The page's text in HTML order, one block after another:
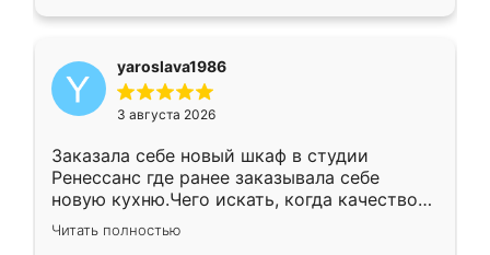
yaroslava1986
3 августа 2026
Заказала себе новый шкаф в студии
Ренессанс где ранее заказывала себе
новую кухню.Чего искать, когда качеством
вполне довольна. Служит кухня уже почти
два года, нареканий нет.
Читать полностью